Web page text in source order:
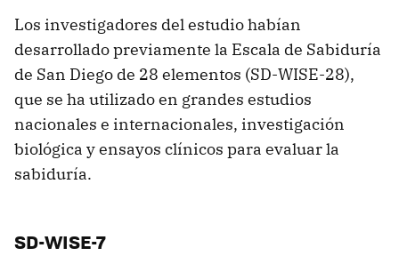
Los investigadores del estudio habían
desarrollado previamente la Escala de Sabiduría
de San Diego de 28 elementos (SD-WISE-28),
que se ha utilizado en grandes estudios
nacionales e internacionales, investigación
biológica y ensayos clínicos para evaluar la
sabiduría.
SD-WISE-7